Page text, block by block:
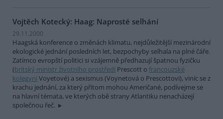
Vojtěch Kotecký: Haag: Naprosté selhání
29.11.2000
Haagská konference o změnách klimatu, nejdůležitější mezinárodní
ekologické jednání posledních let, bezpochyby selhala na plné čáře.
Zatímco evropští politici si vzájemně předhazují špatnou fyzičku
(britský ministr životního prostředí Prescott o francouzské
kolegyni Voyetové) a sexismus (Voynetová o Prescottovi), viníc se z
krachu jednání, za který přitom mohou Američané, podívejme se
na hlavní témata, ve kterých obě strany Atlantiku nenacházejí
společnou řeč.